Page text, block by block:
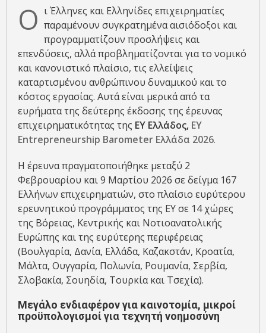
Ο ι Έλληνες και Ελληνίδες επιχειρηματίες
παραμένουν συγκρατημένα αισιόδοξοι και
προγραμματίζουν προσλήψεις και
επενδύσεις, αλλά προβληματίζονται για το νομικό
και κανονιστικό πλαίσιο, τις ελλείψεις
καταρτισμένου ανθρώπινου δυναμικού και το
κόστος εργασίας. Αυτά είναι μερικά από τα
ευρήματα της δεύτερης έκδοσης της έρευνας
επιχειρηματικότητας της EY Ελλάδος, EY
Entrepreneurship Barometer Ελλάδα 2026.
Η έρευνα πραγματοποιήθηκε μεταξύ 2
Φεβρουαρίου και 9 Μαρτίου 2026 σε δείγμα 167
Ελλήνων επιχειρηματιών, στο πλαίσιο ευρύτερου
ερευνητικού προγράμματος της ΕΥ σε 14 χώρες
της Βόρειας, Κεντρικής και Νοτιοανατολικής
Ευρώπης και της ευρύτερης περιφέρειας
(Βουλγαρία, Δανία, Ελλάδα, Καζακστάν, Κροατία,
Μάλτα, Ουγγαρία, Πολωνία, Ρουμανία, Σερβία,
Σλοβακία, Σουηδία, Τουρκία και Τσεχία).
Μεγάλο ενδιαφέρον για καινοτομία, μικροί
προϋπολογισμοί για τεχνητή νοημοσύνη